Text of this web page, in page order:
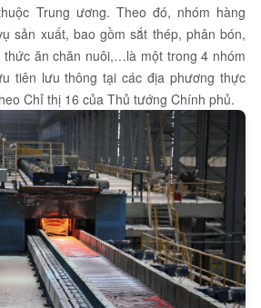
Trung ương. Theo đó, nhóm hàng
sản xuất, bao gồm sắt thép, phân bón,
ăn chăn nuôi,…là một trong 4 nhóm
tiên lưu thông tại các địa phương thực
Chỉ thị 16 của Thủ tướng Chính phủ.